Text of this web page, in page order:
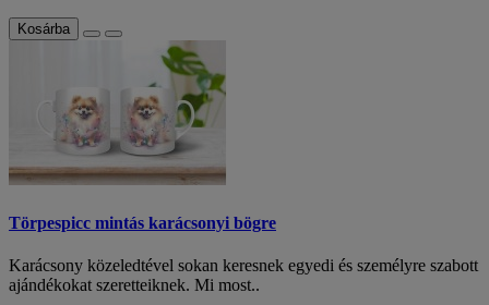
Kosárba
Törpespicc mintás karácsonyi bögre
Karácsony közeledtével sokan keresnek egyedi és személyre szabott
ajándékokat szeretteiknek. Mi most..